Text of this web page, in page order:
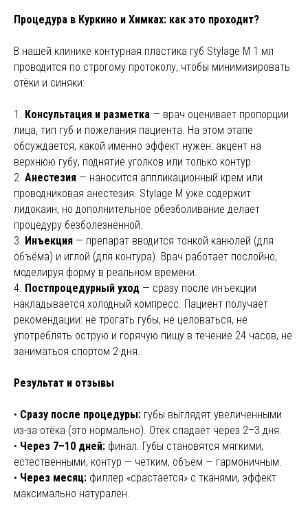
Процедура в Куркино и Химках: как это проходит?
В нашей клинике контурная пластика губ Stylage M 1 мл
проводится по строгому протоколу, чтобы минимизировать
отёки и синяки:
1. Консультация и разметка — врач оценивает пропорции
лица, тип губ и пожелания пациента. На этом этапе
обсуждается, какой именно эффект нужен: акцент на
верхнюю губу, поднятие уголков или только контур.
2. Анестезия — наносится аппликационный крем или
проводниковая анестезия. Stylage M уже содержит
лидокаин, но дополнительное обезболивание делает
процедуру безболезненной.
3. Инъекция — препарат вводится тонкой канюлей (для
объёма) и иглой (для контура). Врач работает послойно,
моделируя форму в реальном времени.
4. Постпроцедурный уход — сразу после инъекции
накладывается холодный компресс. Пациент получает
рекомендации: не трогать губы, не целоваться, не
употреблять острую и горячую пищу в течение 24 часов, не
заниматься спортом 2 дня.
Результат и отзывы
• Сразу после процедуры: губы выглядят увеличенными
из-за отёка (это нормально). Отёк спадает через 2–3 дня.
• Через 7–10 дней: финал. Губы становятся мягкими,
естественными, контур — чётким, объём — гармоничным.
• Через месяц: филлер «срастается» с тканями, эффект
максимально натурален.